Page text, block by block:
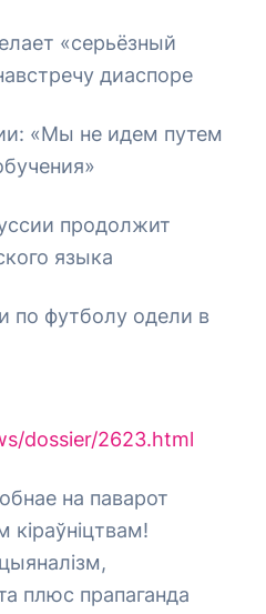
«серьёзный
диаспоре
«Мы не идем путем
продолжит
языка
по футболу одели в
dossier/2623.html
на паварот
кіраўніцтвам!
плюс прапаганда